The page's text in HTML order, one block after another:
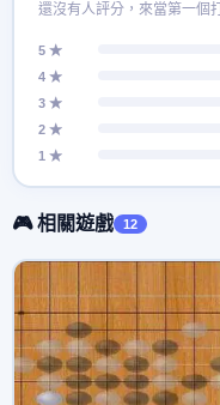
還沒有人評分，來當第一個
5 ★
4 ★
3 ★
2 ★
1 ★
🎮 相關遊戲 12